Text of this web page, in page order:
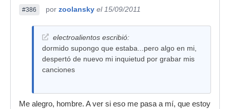
#386 por zoolansky el 15/09/2011
electroalientos escribió:
dormido supongo que estaba...pero algo en mi,
despertó de nuevo mi inquietud por grabar mis
canciones
Me alegro, hombre. A ver si eso me pasa a mí, que estoy